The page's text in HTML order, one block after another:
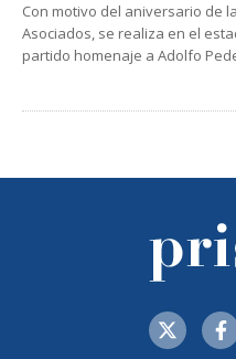
Con motivo del aniversario de
Asociados, se realiza en el
partido homenaje a Adolfo